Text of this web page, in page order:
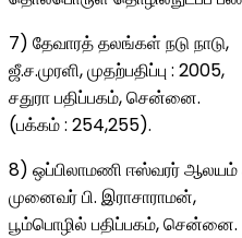
7) தேவாரத் தலங்கள் நடு நாடு,
ஜீ.ச.முரளி, முதற்பதிப்பு : 2005,
சதுரா பதிப்பகம், சென்னை.
(பக்கம் : 254,255).
8) ஒப்பிலாமணி ஈஸ்வரர்
முனைவர் பி. இராசாராமன்,
பூம்பொழில் பதிப்பகம், சென்னை.